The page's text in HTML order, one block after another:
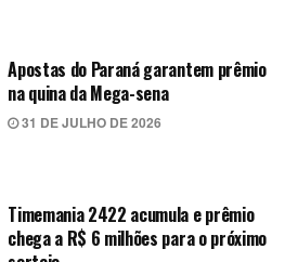
Apostas do Paraná garantem prêmio
na quina da Mega-sena
31 DE JULHO DE 2026
Timemania 2422 acumula e prêmio
chega a R$ 6 milhões para o próximo